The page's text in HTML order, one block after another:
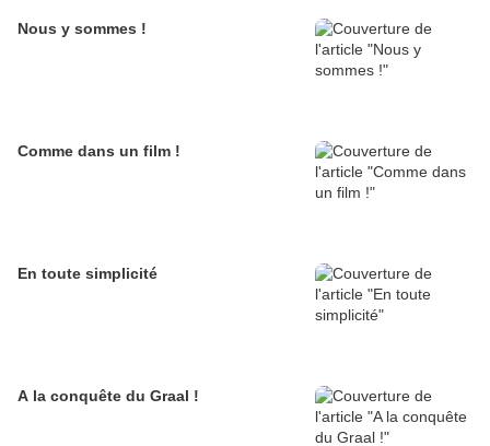
Nous y sommes !
Comme dans un film !
En toute simplicité
A la conquête du Graal !